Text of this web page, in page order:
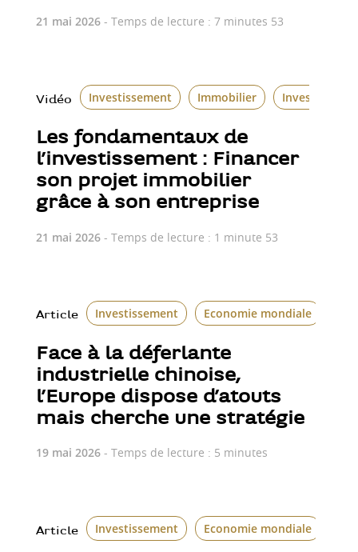
21 mai 2026- Temps de lecture : 7 minutes 53
Vidéo Investissement Immobilier
Les fondamentaux de
l’investissement : Financer
son projet immobilier
grâce à son entreprise
21 mai 2026- Temps de lecture : 1 minute 53
Article Investissement Economie mondiale
Face à la déferlante
industrielle chinoise,
l’Europe dispose d’atouts
mais cherche une stratégie
19 mai 2026- Temps de lecture : 5 minutes
Article Investissement Economie mondiale